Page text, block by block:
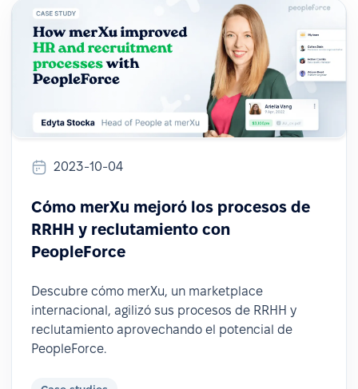
2023-10-04
Cómo merXu mejoró los procesos de
RRHH y reclutamiento con
PeopleForce
Descubre cómo merXu, un marketplace
internacional, agilizó sus procesos de RRHH y
reclutamiento aprovechando el potencial de
PeopleForce.